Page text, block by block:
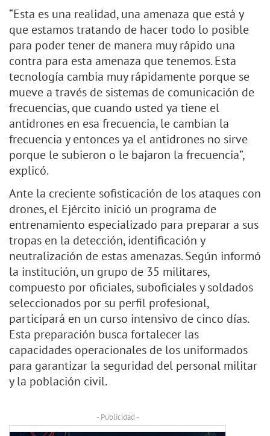
“Esta es una realidad, una amenaza que está y
que estamos tratando de hacer todo lo posible
para poder tener de manera muy rápido una
contra para esta amenaza que tenemos. Esta
tecnología cambia muy rápidamente porque se
mueve a través de sistemas de comunicación de
frecuencias, que cuando usted ya tiene el
antidrones en esa frecuencia, le cambian la
frecuencia y entonces ya el antidrones no sirve
porque le subieron o le bajaron la frecuencia”,
explicó.
Ante la creciente sofisticación de los ataques con
drones, el Ejército inició un programa de
entrenamiento especializado para preparar a sus
tropas en la detección, identificación y
neutralización de estas amenazas. Según informó
la institución, un grupo de 35 militares,
compuesto por oficiales, suboficiales y soldados
seleccionados por su perfil profesional,
participará en un curso intensivo de cinco días.
Esta preparación busca fortalecer las
capacidades operacionales de los uniformados
para garantizar la seguridad del personal militar
y la población civil.
- Publicidad -